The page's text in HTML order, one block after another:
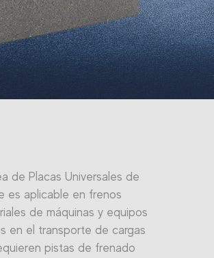
de Placas Universales de
es aplicable en frenos
de máquinas y equipos
en el transporte de cargas
pistas de frenado